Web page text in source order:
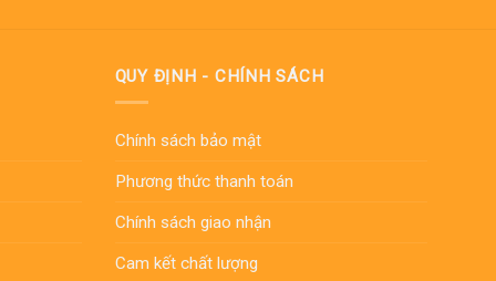
QUY ĐỊNH - CHÍNH SÁCH
Chính sách bảo mật
Phương thức thanh toán
Chính sách giao nhận
Cam kết chất lượng